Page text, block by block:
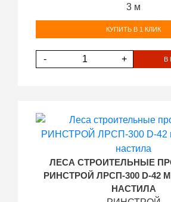
3 м
КУПИТЬ В 1 КЛИК
- + В
ЛЕСА СТРОИТЕЛЬНЫЕ
РИНСТРОЙ ЛРСП-300 D-42
НАСТИЛА